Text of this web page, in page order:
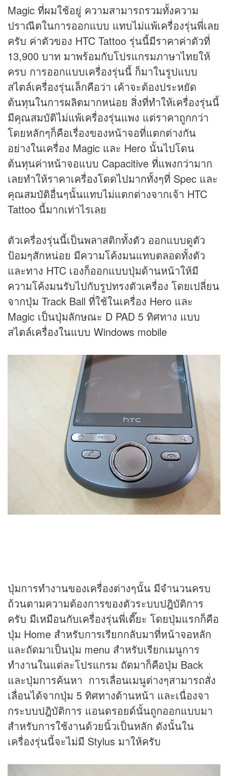
Magic ที่ผมใช้อยู่ ความสามารถรวมทั้งความ
ปราณีตในการออกแบบ แทบไม่แพ้เครื่องรุ่นพี่เลย
ครับ ค่าตัวของ HTC Tattoo รุ่นนี้มีราคาค่าตัวที่
13,900 บาท มาพร้อมกับโปรแกรมภาษาไทยให้
ครบ การออกแบบเครื่องรุ่นนี้ ก็มาในรูปแบบ
สไตล์เครื่องรุ่นเล็กคือว่า เค้าจะต้องประหยัด
ต้นทุนในการผลิตมากหน่อย สิ่งที่ทำให้เครื่องรุ่นนี้
มีคุณสมบัติไม่แพ้เครื่องรุ่นแพง แต่ราคาถูกกว่า
โดยหลักๆก็คือเรื่องของหน้าจอที่แตกต่างกัน
อย่างในเครื่อง Magic และ Hero นั้นไปโดน
ต้นทุนค่าหน้าจอแบบ Capacitive ที่แพงกว่ามาก
เลยทำให้ราคาเครื่องโดดไปมากทั้งๆที่ Spec และ
คุณสมบัติอื่นๆนั้นแทบไม่แตกต่างจากเจ้า HTC
Tattoo นี้มากเท่าไรเลย
ตัวเครื่องรุ่นนี้เป็นพลาสติกทั้งตัว ออกแบบดูตัว
ป้อมๆสักหน่อย มีความโค้งมนแทบตลอดทั้งตัว
และทาง HTC เองก็ออกแบบปุ่มด้านหน้าให้มี
ความโค้งมนรับไปกับรูปทรงตัวเครื่อง โดยเปลี่ยน
จากปุ่ม Track Ball ที่ใช้ในเครื่อง Hero และ
Magic เป็นปุ่มลักษณะ D PAD 5 ทิศทาง แบบ
สไตล์เครื่องในแบบ Windows mobile
ปุ่มการทำงานของเครื่องต่างๆนั้น มีจำนวนครบ
ถ้วนตามความต้องการของตัวระบบปฎิบัติการ
ครับ มีเหมือนกับเครื่องรุ่นพี่เดี๊ยะ โดยปุ่มแรกก็คือ
ปุ่ม Home สำหรับการเรียกกลับมาที่หน้าจอหลัก
และถัดมาเป็นปุ่ม menu สำหรับเรียกเมนูการ
ทำงานในแต่ละโปรแกรม ถัดมาก็คือปุ่ม Back
และปุ่มการค้นหา การเลื่อนเมนูต่างๆสามารถสั่ง
เลื่อนได้จากปุ่ม 5 ทิศทางด้านหน้า และเนื่องจา
กระบบปฎิบัติการ แอนดรอยด์นั้นถูกออกแบบมา
สำหรับการใช้งานด้วยนิ้วเป็นหลัก ดังนั้นใน
เครื่องรุ่นนี้จะไม่มี Stylus มาให้ครับ